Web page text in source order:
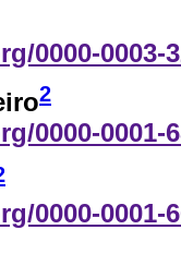
0000-0003-
2
0000-0001-
0000-0001-